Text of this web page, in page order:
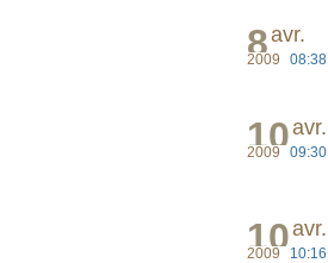
8avr.
2009 08:38
10avr.
2009 09:30
10avr.
2009 10:16